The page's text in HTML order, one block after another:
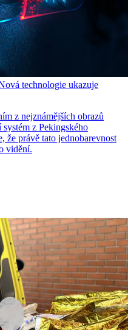
technologie ukazuje
z nejznámějších obrazů
z Pekingského
že právě tato jednobarevnost
vidění.